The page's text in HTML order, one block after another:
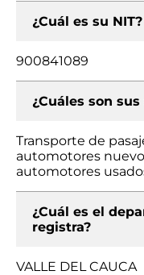
¿Cuál es su NIT?
900841089
¿Cuáles son
Transporte de
automotores
automotores
¿Cuál es el
registra?
VALLE DEL CAUCA